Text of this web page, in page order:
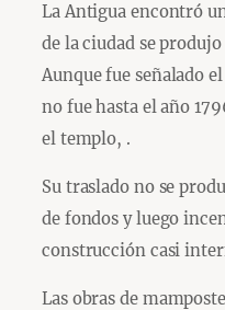
La Antigua encontró
de la ciudad se
Aunque fue señalado
no fue hasta el año
el templo, .
Su traslado no se
de fondos y luego
construcción casi
Las obras de